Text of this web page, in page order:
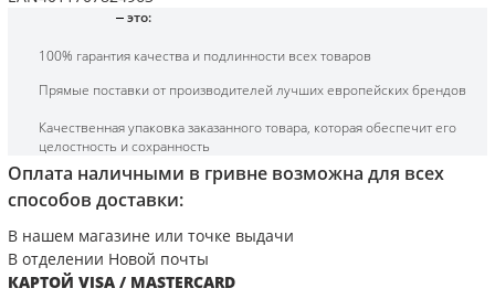
это:
100% гарантия качества и подлинности всех товаров
Прямые поставки от производителей лучших европейских брендов
Качественная упаковка заказанного товара, которая обеспечит его
целостность и сохранность
Оплата наличными в гривне возможна для всех
способов доставки:
В нашем магазине или точке выдачи
В отделении Новой почты
КАРТОЙ VISA / MASTERCARD